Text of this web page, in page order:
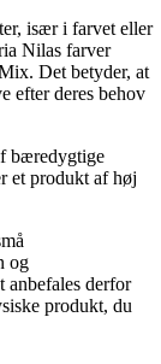
især i farvet eller
Nilas farver
Det betyder, at
efter deres behov
bæredygtige
et produkt af høj
og
anbefales derfor
produkt, du